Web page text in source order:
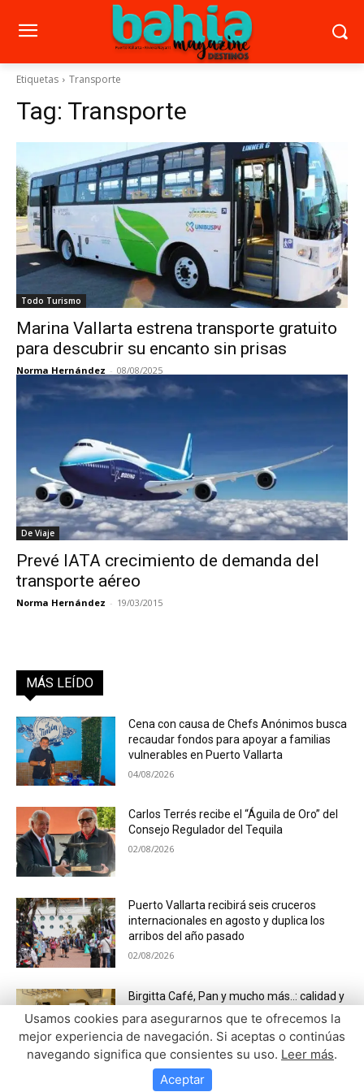
Etiquetas Transporte
Tag: Transporte
Todo Turismo
Marina Vallarta estrena transporte gratuito
para descubrir su encanto sin prisas
Norma Hernández - 08/08/2025
De Viaje
Prevé IATA crecimiento de demanda del
transporte aéreo
Norma Hernández - 19/03/2015
MÁS LEÍDO
Cena con causa de Chefs Anónimos busca
recaudar fondos para apoyar a familias
vulnerables en Puerto Vallarta
04/08/2026
Carlos Terrés recibe el “Águila de Oro” del
Consejo Regulador del Tequila
02/08/2026
Puerto Vallarta recibirá seis cruceros
internacionales en agosto y duplica los
arribos del año pasado
02/08/2026
Birgitta Café, Pan y mucho más..: calidad y
servicio con esencia escandinava en
Vallarta
01/08/2026
Usamos cookies para asegurarnos que te ofrecemos la
mejor experiencia de navegación. Si aceptas o continúas
navegando significa que consientes su uso. Leer más.
Aceptar